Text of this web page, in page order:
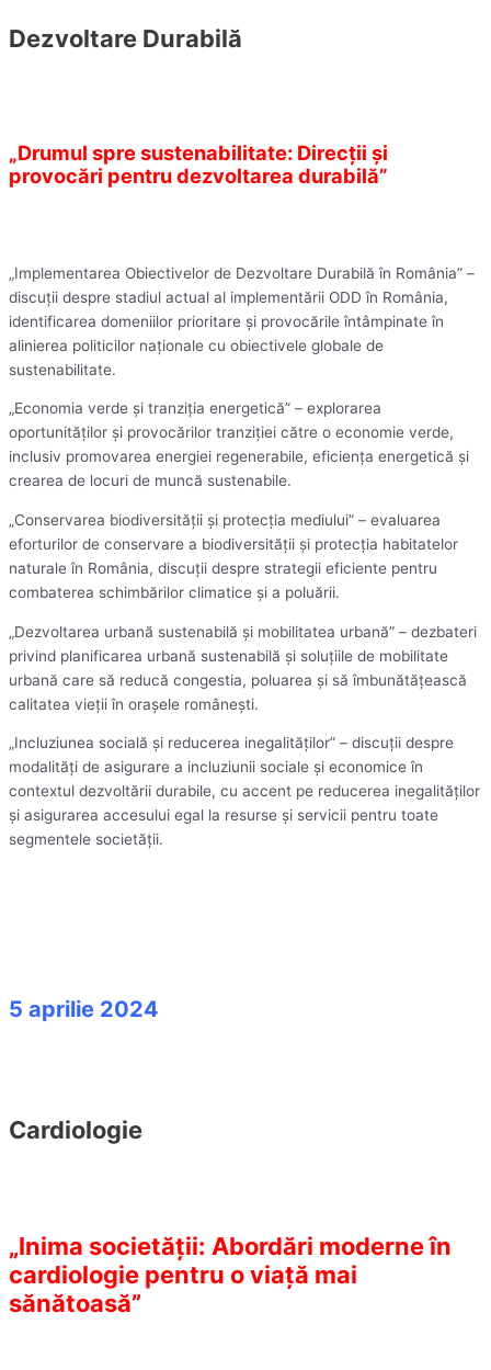
Dezvoltare Durabilă
„Drumul spre sustenabilitate: Direcții și
provocări pentru dezvoltarea durabilă”
„Implementarea Obiectivelor de Dezvoltare Durabilă în România” –
discuții despre stadiul actual al implementării ODD în România,
identificarea domeniilor prioritare și provocările întâmpinate în
alinierea politicilor naționale cu obiectivele globale de
sustenabilitate.
„Economia verde și tranziția energetică” – explorarea
oportunităților și provocărilor tranziției către o economie verde,
inclusiv promovarea energiei regenerabile, eficiența energetică și
crearea de locuri de muncă sustenabile.
„Conservarea biodiversității și protecția mediului” – evaluarea
eforturilor de conservare a biodiversității și protecția habitatelor
naturale în România, discuții despre strategii eficiente pentru
combaterea schimbărilor climatice și a poluării.
„Dezvoltarea urbană sustenabilă și mobilitatea urbană” – dezbateri
privind planificarea urbană sustenabilă și soluțiile de mobilitate
urbană care să reducă congestia, poluarea și să îmbunătățească
calitatea vieții în orașele românești.
„Incluziunea socială și reducerea inegalităților” – discuții despre
modalități de asigurare a incluziunii sociale și economice în
contextul dezvoltării durabile, cu accent pe reducerea inegalităților
și asigurarea accesului egal la resurse și servicii pentru toate
segmentele societății.
5 aprilie 2024
Cardiologie
„Inima societății: Abordări moderne în
cardiologie pentru o viață mai
sănătoasă”